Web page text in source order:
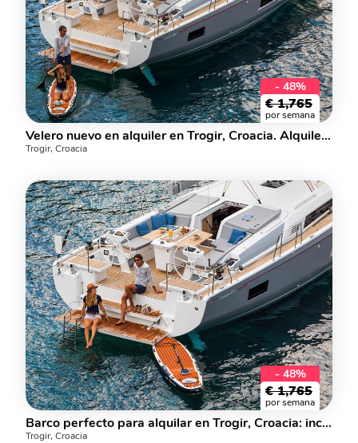
- 48%
€ 1,765
por semana
Velero nuevo en alquiler en Trogir, Croacia. Alquiler de yate para hasta 8 personas.
Trogir, Croacia
- 48%
€ 1,765
por semana
Barco perfecto para alquilar en Trogir, Croacia: increíble alquiler de yates para 8 personas.
Trogir, Croacia